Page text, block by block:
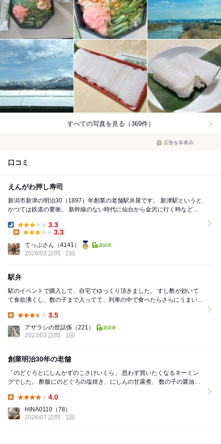
すべての写真を見る（369件）
広告を非表示
口コミ
えんがわ押し寿司
新潟市新津の明治30（1897）年創業の老舗駅弁屋です。 新津駅というと
かつては鉄道の要衝。 新幹線のない時代に仙台から金沢に行く時など
Dinner:
3.3
3.3
てっぷさん （4141）
2026/02 訪問
2回
駅弁
駅のイベントで購入して、自宅でゆっくり頂きました。 すし酢が効いて
て食欲沸くし、数の子まで入ってて、列車の中で食べたらさらにうまいん
3.5
アザラシの世話係 （221）
2023/03 訪問
1回
創業明治30年の老舗
「のどぐろとにしんかずのこさけいくら」 思わず買いたくなるネーミン
グでした。 酢飯にのどぐろの塩焼き、にしんの甘露煮、 数の子の醤油漬
4.0
HINA0110 （78）
2026/07 訪問
1回